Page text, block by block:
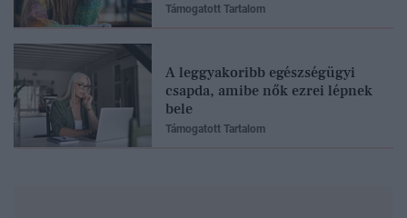
Támogatott Tartalom
A leggyakoribb egészségügyi
csapda, amibe nők ezrei lépnek
bele
Támogatott Tartalom